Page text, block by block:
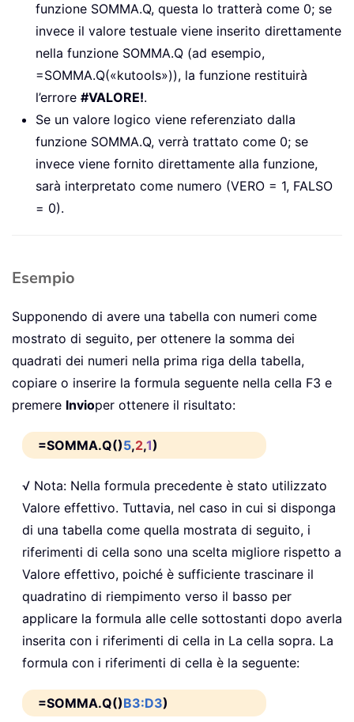
funzione SOMMA.Q, questa lo tratterà come 0; se
invece il valore testuale viene inserito direttamente
nella funzione SOMMA.Q (ad esempio,
=SOMMA.Q(«kutools»)), la funzione restituirà
l’errore #VALORE!.
Se un valore logico viene referenziato dalla
funzione SOMMA.Q, verrà trattato come 0; se
invece viene fornito direttamente alla funzione,
sarà interpretato come numero (VERO = 1, FALSO
= 0).
Esempio
Supponendo di avere una tabella con numeri come
mostrato di seguito, per ottenere la somma dei
quadrati dei numeri nella prima riga della tabella,
copiare o inserire la formula seguente nella cella F3 e
premere Invioper ottenere il risultato:
=SOMMA.Q()5,2,1)
√ Nota: Nella formula precedente è stato utilizzato
Valore effettivo. Tuttavia, nel caso in cui si disponga
di una tabella come quella mostrata di seguito, i
riferimenti di cella sono una scelta migliore rispetto a
Valore effettivo, poiché è sufficiente trascinare il
quadratino di riempimento verso il basso per
applicare la formula alle celle sottostanti dopo averla
inserita con i riferimenti di cella in La cella sopra. La
formula con i riferimenti di cella è la seguente:
=SOMMA.Q()B3:D3)